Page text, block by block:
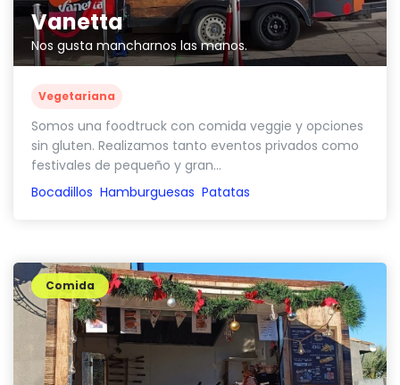
Vanetta
Nos gusta mancharnos las manos.
Vegetariana
Somos una foodtruck con comida veggie y opciones
sin gluten. Realizamos tanto eventos privados como
festivales de pequeño y gran...
Bocadillos Hamburguesas Patatas
Comida